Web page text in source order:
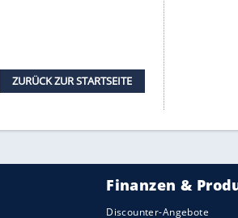
des Ifo-
schlechter (144,4
nicht aus unbekannter
statt mit 150.000
Batterieproduktion